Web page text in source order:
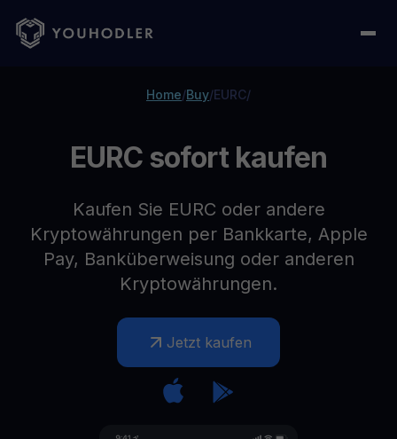
Home/Buy/EURC/
EURC sofort kaufen
Kaufen Sie EURC oder andere
Kryptowährungen per Bankkarte, Apple
Pay, Banküberweisung oder anderen
Kryptowährungen.
Jetzt kaufen